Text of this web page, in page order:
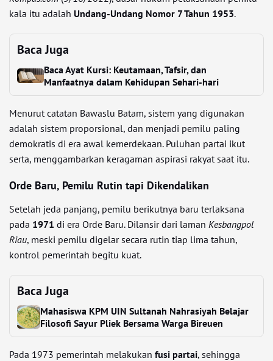
kala itu adalah Undang-Undang Nomor 7 Tahun 1953.
Baca Juga
Baca Ayat Kursi: Keutamaan, Tafsir, dan
Manfaatnya dalam Kehidupan Sehari-hari
Menurut catatan Bawaslu Batam, sistem yang digunakan
adalah sistem proporsional, dan menjadi pemilu paling
demokratis di era awal kemerdekaan. Puluhan partai ikut
serta, menggambarkan keragaman aspirasi rakyat saat itu.
Orde Baru, Pemilu Rutin tapi Dikendalikan
Setelah jeda panjang, pemilu berikutnya baru terlaksana
pada 1971 di era Orde Baru. Dilansir dari laman Kesbangpol
Riau, meski pemilu digelar secara rutin tiap lima tahun,
kontrol pemerintah begitu kuat.
Baca Juga
Mahasiswa KPM UIN Sultanah Nahrasiyah Belajar
Filosofi Sayur Pliek Bersama Warga Bireuen
Pada 1973 pemerintah melakukan fusi partai, sehingga